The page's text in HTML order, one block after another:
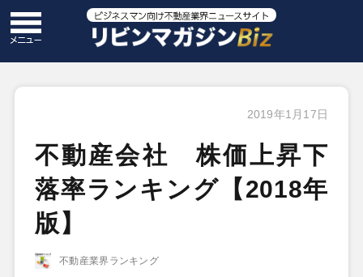
2019年1月17日
不動産会社 株価上昇下
落率ランキング【2018年
版】
不動産業界ランキング